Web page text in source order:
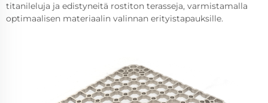
titanileluja ja edistyneitä rostiton terasseja, varmistamalla
optimaalisen materiaalin valinnan erityistapauksille.